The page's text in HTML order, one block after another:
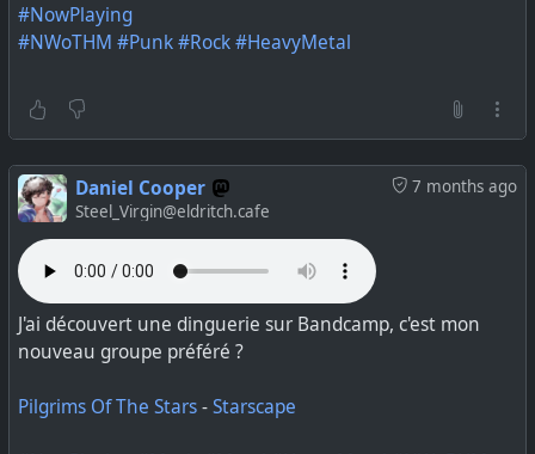
It's Not Over - First Choice
#NowPlaying
#NWoTHM #Punk#Rock#HeavyMetal
7 months ago
Daniel Cooper
Steel_Virgin@eldritch.cafe
J'ai découvert une dinguerie sur Bandcamp, c'est mon
nouveau groupe préféré ?
Pilgrims Of The Stars-Starscape